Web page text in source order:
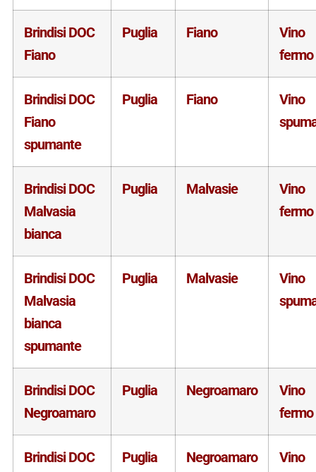
Brindisi DOC
Fiano
Puglia Fiano
Vino
fermo
Brindisi DOC
Fiano
spumante
Puglia Fiano
Vino
Brindisi DOC
Malvasia
bianca
Puglia Malvasie
Vino
fermo
Brindisi DOC
Malvasia
bianca
spumante
Puglia Malvasie
Vino
Brindisi DOC
Negroamaro
Puglia Negroamaro
Vino
fermo
Brindisi DOC
Puglia Negroamaro
Vino